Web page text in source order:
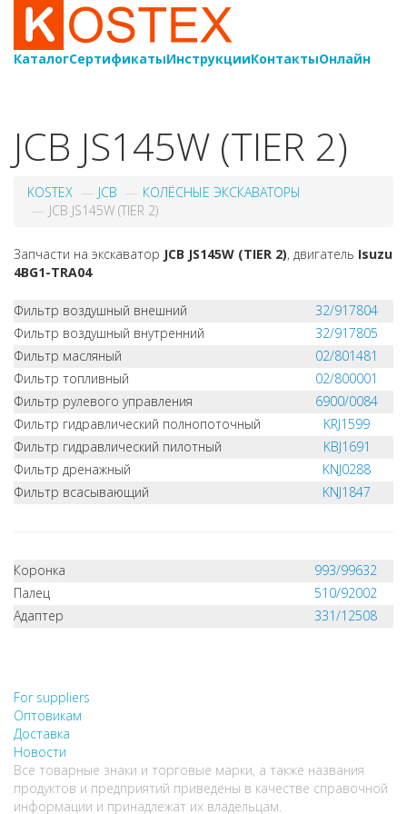
КаталогСертификатыИнструкцииКонтактыОнлайн
JCB JS145W (TIER 2)
KOSTEX JCB
КОЛЁСНЫЕ ЭКСКАВАТОРЫ
JCB JS145W (TIER 2)
Запчасти на экскаватор JCB JS145W (TIER 2), двигатель Isuzu
4BG1-TRA04
Фильтр воздушный внешний
32/917804
Фильтр воздушный внутренний
32/917805
Фильтр масляный
02/801481
Фильтр топливный
02/800001
Фильтр рулевого управления
6900/0084
Фильтр гидравлический полнопоточный
KRJ1599
Фильтр гидравлический пилотный
KBJ1691
Фильтр дренажный
KNJ0288
Фильтр всасывающий
KNJ1847
Коронка
993/99632
Палец
510/92002
Адаптер
331/12508
For suppliers
Оптовикам
Доставка
Новости
Все товарные знаки и торговые марки, а также названия
продуктов и предприятий приведены в качестве справочной
информации и принадлежат их владельцам.